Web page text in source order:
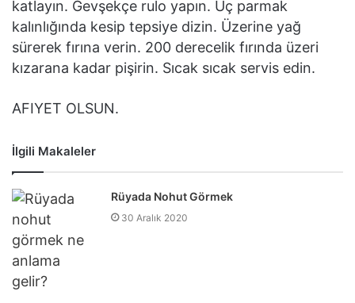
katlayın. Gevşekçe rulo yapın. Üç parmak
kalınlığında kesip tepsiye dizin. Üzerine yağ
sürerek fırına verin. 200 derecelik fırında üzeri
kızarana kadar pişirin. Sıcak sıcak servis edin.
AFIYET OLSUN.
İlgili Makaleler
Rüyada Nohut Görmek
30 Aralık 2020